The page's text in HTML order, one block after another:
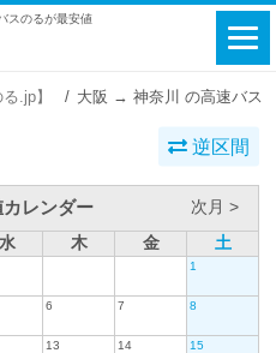
スのるが最安値
.jp】 大阪 → 神奈川 の高速バス
逆区間
レンダー
次月 >
水 木 金 土
1
6 7 8
13 14 15